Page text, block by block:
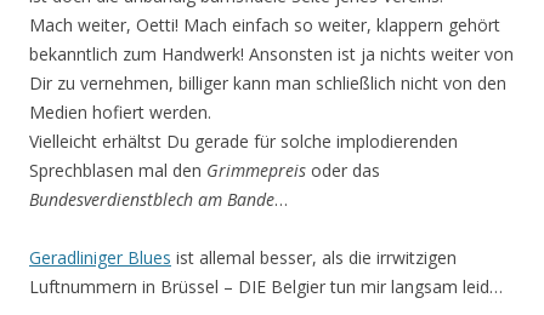
Mach weiter, Oetti! Mach einfach so weiter, klappern gehört
bekanntlich zum Handwerk! Ansonsten ist ja nichts weiter von
Dir zu vernehmen, billiger kann man schließlich nicht von den
Medien hofiert werden.
Vielleicht erhältst Du gerade für solche implodierenden
Sprechblasen mal den Grimmepreis oder das
Bundesverdienstblech am Bande…
Geradliniger Blues ist allemal besser, als die irrwitzigen
Luftnummern in Brüssel – DIE Belgier tun mir langsam leid…